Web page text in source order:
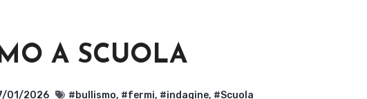
A SCUOLA
01/2026 #bullismo, #fermi, #indagine, #Scuola